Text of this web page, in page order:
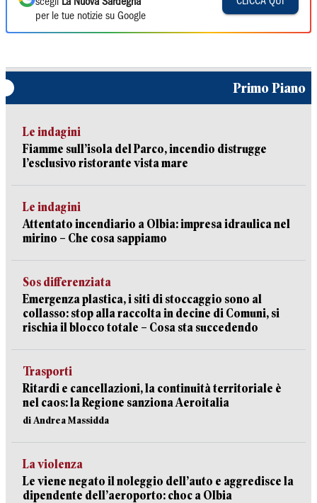
scegli
La Nuova Sardegna
per le tue notizie su Google
Primo Piano
Le indagini
Fiamme sull’isola del Parco, incendio distrugge
l’esclusivo ristorante vista mare
Le indagini
Attentato incendiario a Olbia: impresa idraulica nel
mirino – Che cosa sappiamo
Sos differenziata
Emergenza plastica, i siti di stoccaggio sono al
collasso: stop alla raccolta in decine di Comuni, si
rischia il blocco totale – Cosa sta succedendo
Trasporti
Ritardi e cancellazioni, la continuità territoriale è
nel caos: la Regione sanziona Aeroitalia
di Andrea Massidda
La violenza
Le viene negato il noleggio dell’auto e aggredisce la
dipendente dell’aeroporto: choc a Olbia